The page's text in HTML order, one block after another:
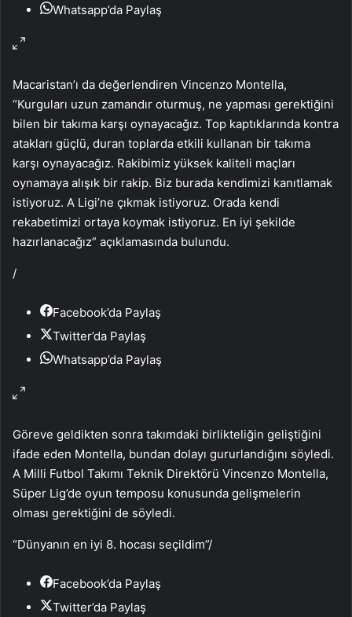
Whatsapp’da Paylaş
Macaristan’ı da değerlendiren Vincenzo Montella,
“Kurguları uzun zamandır oturmuş, ne yapması gerektiğini
bilen bir takıma karşı oynayacağız. Top kaptıklarında kontra
atakları güçlü, duran toplarda etkili kullanan bir takıma
karşı oynayacağız. Rakibimiz yüksek kaliteli maçları
oynamaya alışık bir rakip. Biz burada kendimizi kanıtlamak
istiyoruz. A Ligi’ne çıkmak istiyoruz. Orada kendi
rekabetimizi ortaya koymak istiyoruz. En iyi şekilde
hazırlanacağız” açıklamasında bulundu.
/
Facebook’da Paylaş
Twitter’da Paylaş
Whatsapp’da Paylaş
Göreve geldikten sonra takımdaki birlikteliğin geliştiğini
ifade eden Montella, bundan dolayı gururlandığını söyledi.
A Milli Futbol Takımı Teknik Direktörü Vincenzo Montella,
Süper Lig’de oyun temposu konusunda gelişmelerin
olması gerektiğini de söyledi.
“Dünyanın en iyi 8. hocası seçildim”/
Facebook’da Paylaş
Twitter’da Paylaş